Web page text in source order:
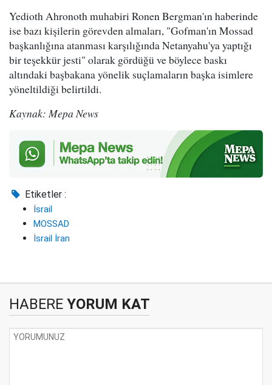
Yedioth Ahronoth muhabiri Ronen Bergman'ın haberinde
ise bazı kişilerin görevden almaları, "Gofman'ın Mossad
başkanlığına atanması karşılığında Netanyahu'ya yaptığı
bir teşekkür jesti" olarak gördüğü ve böylece baskı
altındaki başbakana yönelik suçlamaların başka isimlere
yöneltildiği belirtildi.
Kaynak: Mepa News
Etiketler :
İsrail
MOSSAD
İsrail İran
HABERE YORUM KAT